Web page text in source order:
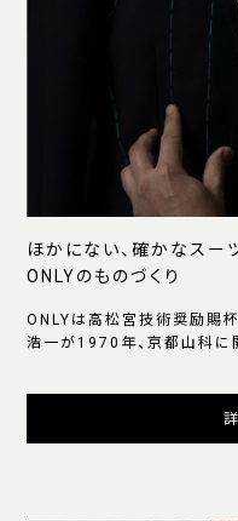
ほかにない、確かなスー
ONLYのものづくり
ONLYは高松宮技術奨励賜
浩一が1970年、京都山科に